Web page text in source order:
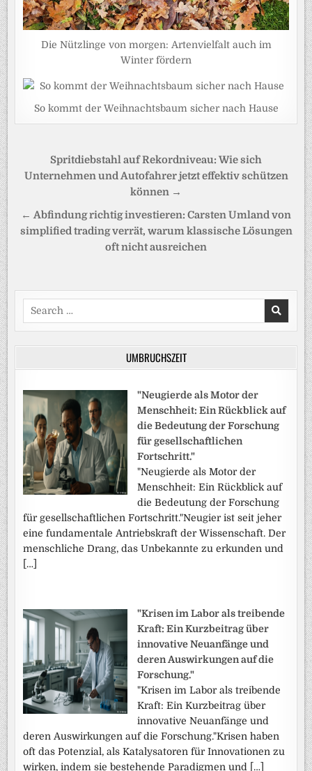
Die Nützlinge von morgen: Artenvielfalt auch im
Winter fördern
So kommt der Weihnachtsbaum sicher nach Hause
Beitragsnavigation
Spritdiebstahl auf Rekordniveau: Wie sich
Unternehmen und Autofahrer jetzt effektiv schützen
können →
← Abfindung richtig investieren: Carsten Umland von
simplified trading verrät, warum klassische Lösungen
oft nicht ausreichen
Search
for:
UMBRUCHSZEIT
"Neugierde als Motor der
Menschheit: Ein Rückblick auf
die Bedeutung der Forschung
für gesellschaftlichen
Fortschritt."
"Neugierde als Motor der
Menschheit: Ein Rückblick auf
die Bedeutung der Forschung
für gesellschaftlichen Fortschritt."Neugier ist seit jeher
eine fundamentale Antriebskraft der Wissenschaft. Der
menschliche Drang, das Unbekannte zu erkunden und
[…]
"Krisen im Labor als treibende
Kraft: Ein Kurzbeitrag über
innovative Neuanfänge und
deren Auswirkungen auf die
Forschung."
"Krisen im Labor als treibende
Kraft: Ein Kurzbeitrag über
innovative Neuanfänge und
deren Auswirkungen auf die Forschung."Krisen haben
oft das Potenzial, als Katalysatoren für Innovationen zu
wirken, indem sie bestehende Paradigmen und […]